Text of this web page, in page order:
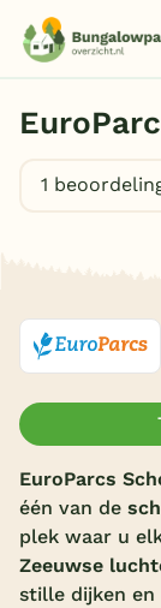
1
EuroParcs
één van de
plek waar u
Zeeuwse
stille dijken en